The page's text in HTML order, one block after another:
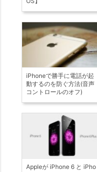
iPhoneで勝手に電話が起
動するのを防ぐ方法(音声
コントロールのオフ)
Appleが iPhone 6 と iPho